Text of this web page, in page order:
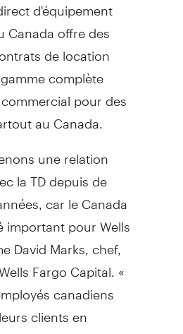
Canadaoffre des
de location
complète
pour des
au Canada
une relation
la TD depuis de
car leCanada
pour Wells
David Marks, chef,
Fargo Capital. «
canadiens
clients en